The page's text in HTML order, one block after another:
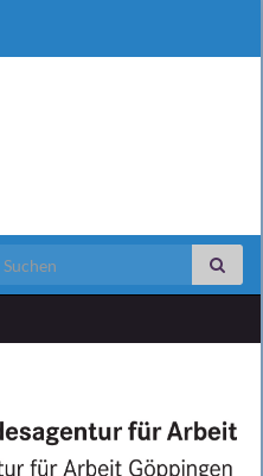
Search for: